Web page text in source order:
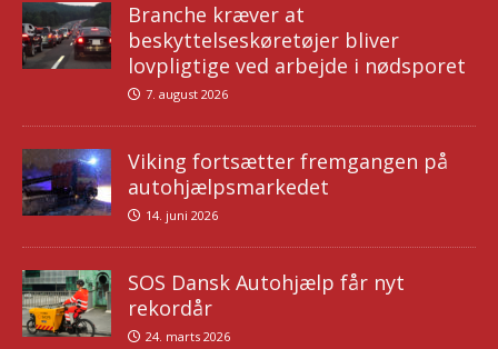
Branche kræver at
beskyttelseskøretøjer bliver
lovpligtige ved arbejde i nødsporet
7. august 2026
Viking fortsætter fremgangen på
autohjælpsmarkedet
14. juni 2026
SOS Dansk Autohjælp får nyt
rekordår
24. marts 2026